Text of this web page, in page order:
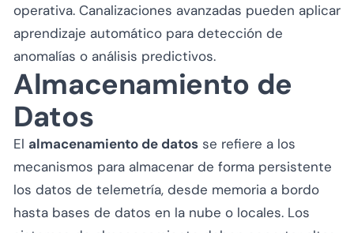
operativa. Canalizaciones avanzadas pueden aplicar
aprendizaje automático para detección de
anomalías o análisis predictivos.
Almacenamiento de
Datos
El almacenamiento de datos se refiere a los
mecanismos para almacenar de forma persistente
los datos de telemetría, desde memoria a bordo
hasta bases de datos en la nube o locales. Los